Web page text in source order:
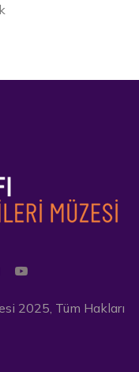
2025, Tüm Hakları